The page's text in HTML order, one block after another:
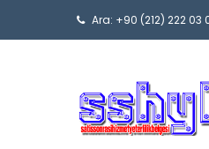
Ara: +90 (212) 222 03